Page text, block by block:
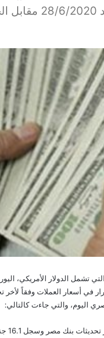
في البنوك المصرية، والتي تشمل الدولار
في أسعار العملات وفقاً لأخر
اليوم، والتي جاءت كالتالي: